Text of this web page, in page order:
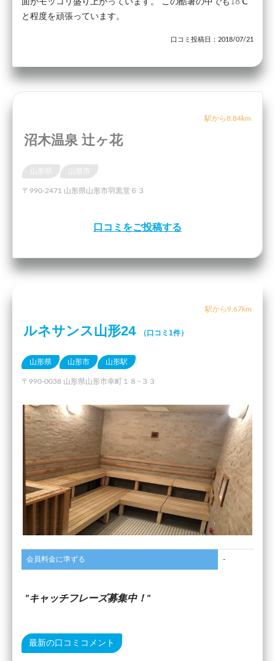
面がモッコリ盛り上がっています。 この酷暑の中でも18℃
と程度を頑張っています。
口コミ投稿日：2018/07/21
駅から8.84km
沼木温泉 辻ヶ花
〒990-2471 山形県山形市羽黒堂６３
口コミをご投稿する
駅から9.67km
ルネサンス山形24 （口コミ1件）
山形県 山形市 山形駅
〒990-0038 山形県山形市幸町１８−３３
会員料金に準ずる -
キャッチフレーズ募集中！
最新の口コミコメント